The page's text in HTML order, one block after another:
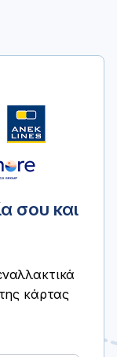
σου και
κάρτας